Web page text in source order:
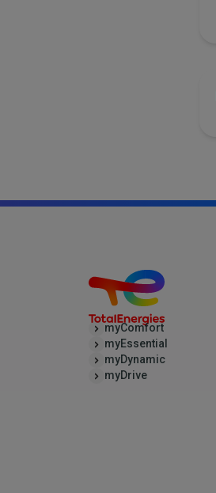
myComfort
myEssential
myDynamic
myDrive